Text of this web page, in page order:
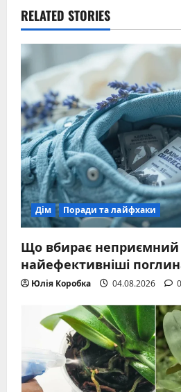
RELATED STORIES
Дім Поради та лайфхаки
Що вбирає неприємний
найефективніші
Юлія Коробка 04.08.2026 0